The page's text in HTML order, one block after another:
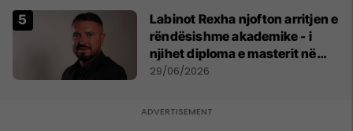
Labinot Rexha njofton arritjen e
rëndësishme akademike - i
njihet diploma e masterit në
Psikologji në Zvicër
29/06/2026